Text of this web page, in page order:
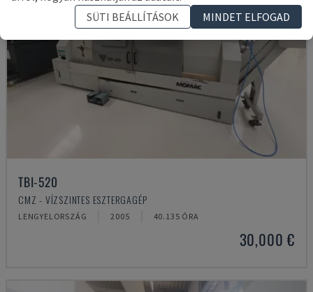
TBI-520
CMZ - VÍZSZINTES ESZTERGAGÉP
LENGYELORSZÁG 2005 40.135 ÓRA
30,000 €
SÜTI BEÁLLÍTÁSOK
MINDET ELFOGAD